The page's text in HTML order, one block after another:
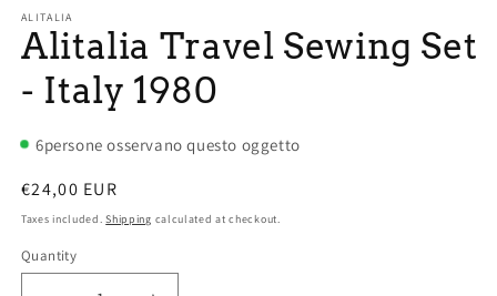
ALITALIA
Alitalia Travel Sewing Set
- Italy 1980
6persone osservano questo oggetto
Regular
price
€24,00 EUR
Taxes included.Shipping calculated at checkout.
Quantity